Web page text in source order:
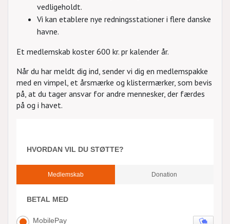
vedligeholdt.
Vi kan etablere nye redningsstationer i flere danske
havne.
Et medlemskab koster 600 kr. pr kalender år.
Når du har meldt dig ind, sender vi dig en medlemspakke
med en vimpel, et årsmærke og klistermærker, som bevis
på, at du tager ansvar for andre mennesker, der færdes
på og i havet.